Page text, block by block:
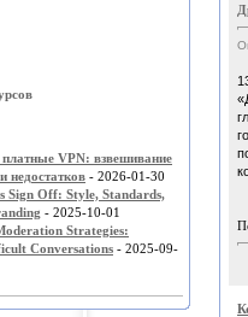
VPN: взвешивание
недостатков - 2026-01-30
Sign Off: Style, Standards,
- 2025-10-01
Strategies:
Conversations - 2025-09-